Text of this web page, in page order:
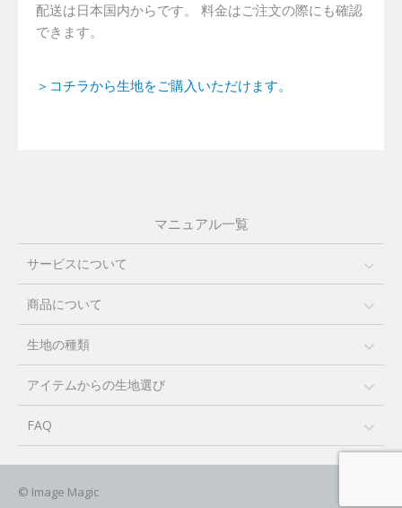
配送は日本国内からです。 料金はご注文の際にも確認
できます。
＞コチラから生地をご購入いただけます。
マニュアル一覧
サービスについて
商品について
生地の種類
アイテムからの生地選び
FAQ
© Image Magic